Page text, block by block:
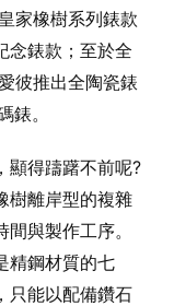
家橡樹系列錶款
念錶款；至於全
彼推出全陶瓷錶
錶。
顯得躊躇不前呢?
樹離岸型的複雜
與製作工序。
精鋼材質的七
只能以配備鑽石